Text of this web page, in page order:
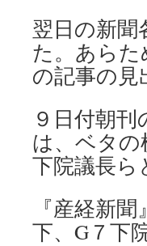
翌日の新聞
た。あら
の記事の見
９日付朝
は、ベタの
下院議長ら
『産経新
下、G７下